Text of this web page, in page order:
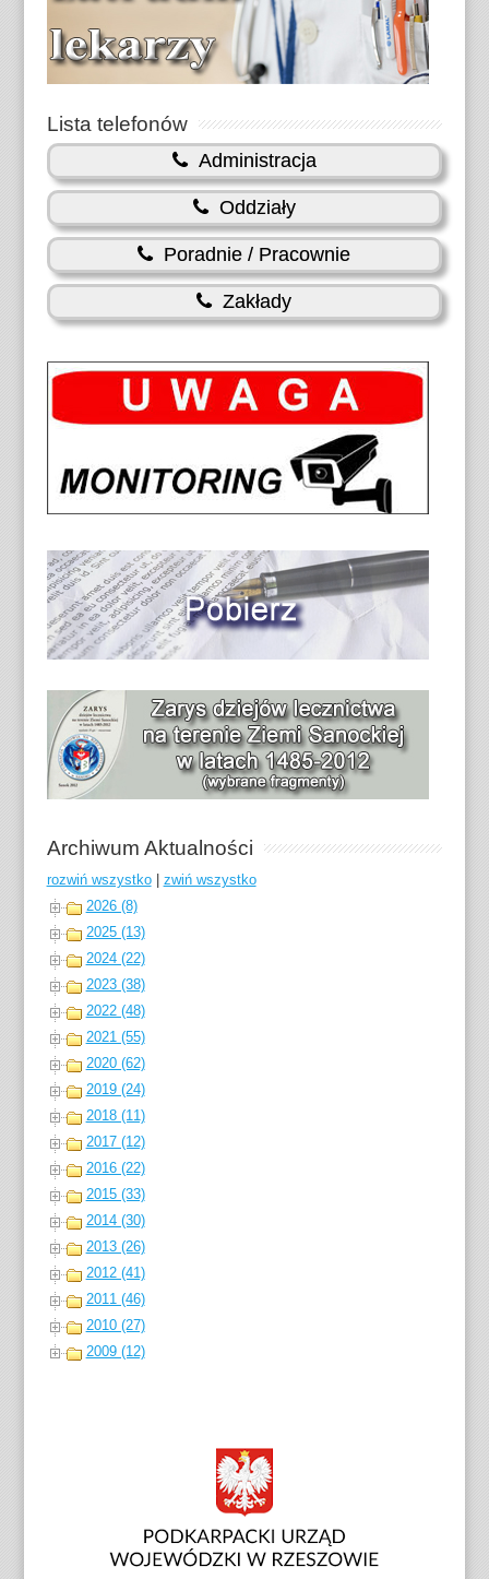
Lista telefonów
Administracja
Oddziały
Poradnie / Pracownie
Zakłady
Archiwum Aktualności
rozwiń wszystko| zwiń wszystko
2026 (8)
2025 (13)
2024 (22)
2023 (38)
2022 (48)
2021 (55)
2020 (62)
2019 (24)
2018 (11)
2017 (12)
2016 (22)
2015 (33)
2014 (30)
2013 (26)
2012 (41)
2011 (46)
2010 (27)
2009 (12)